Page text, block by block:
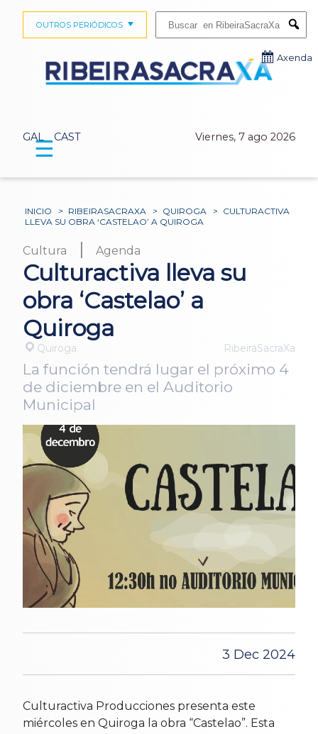
GAL CAST Viernes, 7 ago 2026
OUTROS PERIÓDICOS
Axenda
☰
INICIO > RIBEIRASACRAXA > QUIROGA > CULTURACTIVA
LLEVA SU OBRA ‘CASTELAO’ A QUIROGA
Cultura | Agenda
Culturactiva lleva su
obra ‘Castelao’ a
Quiroga
Quiroga RibeiraSacraXa
La función tendrá lugar el próximo 4
de diciembre en el Auditorio
Municipal
3 Dec 2024
Culturactiva Producciones presenta este
miércoles en Quiroga la obra “Castelao”. Esta